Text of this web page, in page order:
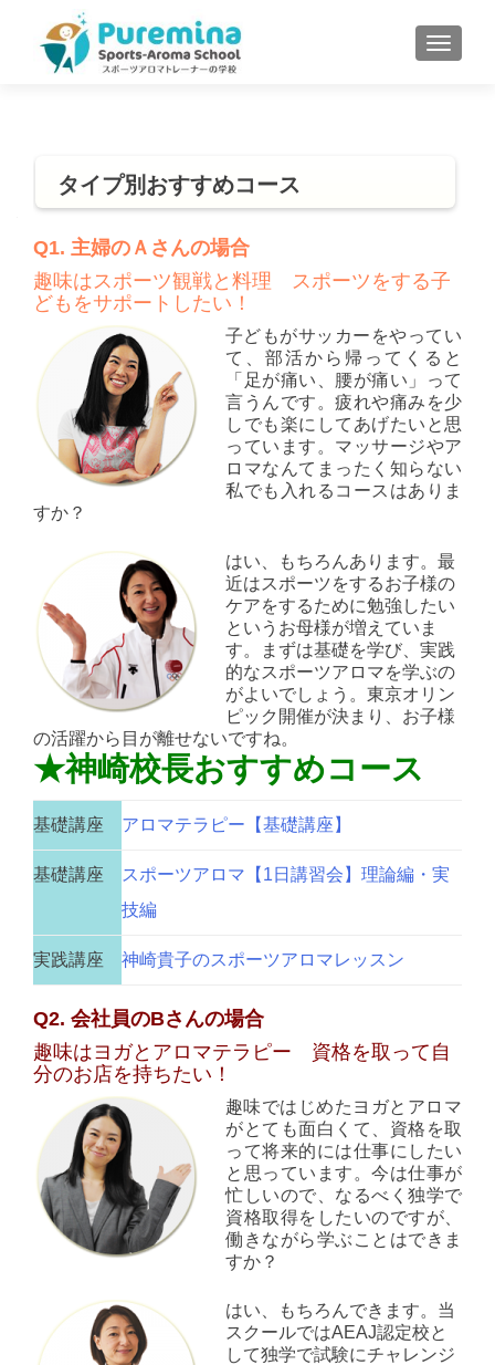
MENU
タイプ別おすすめコース
Q1. 主婦のＡさんの場合
趣味はスポーツ観戦と料理 スポーツをする子
どもをサポートしたい！
子どもがサッカーをやってい
て、部活から帰ってくると
「足が痛い、腰が痛い」って
言うんです。疲れや痛みを少
しでも楽にしてあげたいと思
っています。マッサージやア
ロマなんてまったく知らない
私でも入れるコースはありま
すか？
はい、もちろんあります。最
近はスポーツをするお子様の
ケアをするために勉強したい
というお母様が増えていま
す。まずは基礎を学び、実践
的なスポーツアロマを学ぶの
がよいでしょう。東京オリン
ピック開催が決まり、お子様
の活躍から目が離せないですね。
★神崎校長おすすめコース
基礎講座 アロマテラピー【基礎講座】
基礎講座
スポーツアロマ【1日講習会】理論編・実
技編
実践講座 神崎貴子のスポーツアロマレッスン
Q2. 会社員のBさんの場合
趣味はヨガとアロマテラピー 資格を取って自
分のお店を持ちたい！
趣味ではじめたヨガとアロマ
がとても面白くて、資格を取
って将来的には仕事にしたい
と思っています。今は仕事が
忙しいので、なるべく独学で
資格取得をしたいのですが、
働きながら学ぶことはできま
すか？
はい、もちろんできます。当
スクールではAEAJ認定校と
して独学で試験にチャレンジ